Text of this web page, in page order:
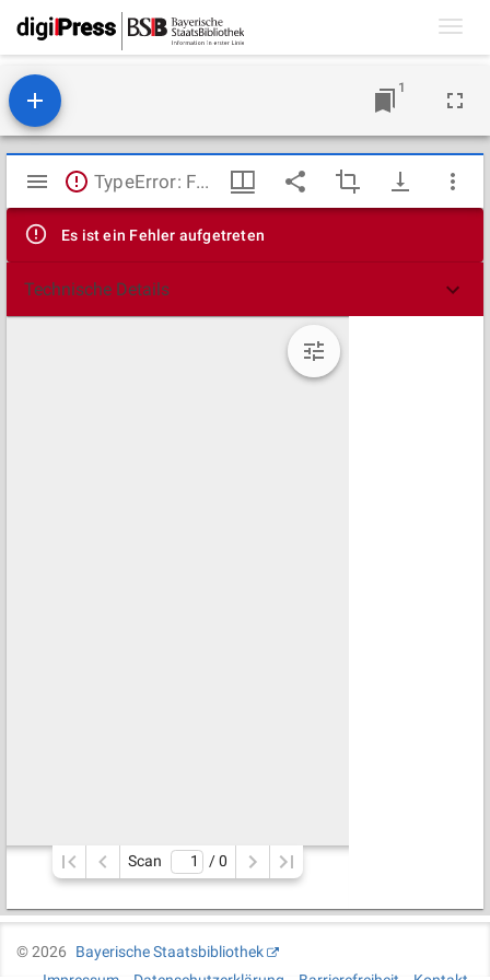
1
Mirador
Viewer
TypeError: Failed to fetch
Es ist ein Fehler aufgetreten
Technische Details
Scan / 0
©2026
Bayerische Staatsbibliothek